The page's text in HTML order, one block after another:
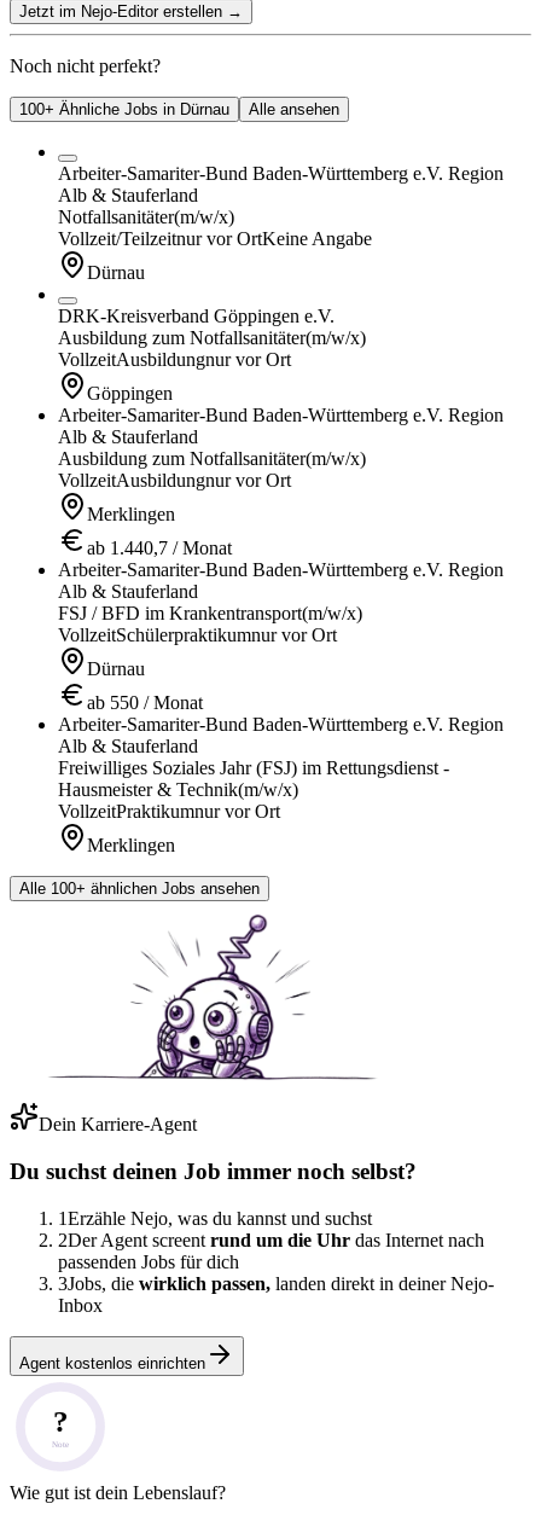
Jetzt im Nejo-Editor erstellen →
Noch nicht perfekt?
100+ Ähnliche Jobs in Dürnau Alle ansehen
Arbeiter-Samariter-Bund Baden-Württemberg e.V. Region
Alb & Stauferland
Notfallsanitäter(m/w/x)
Vollzeit/Teilzeitnur vor OrtKeine Angabe
Dürnau
DRK-Kreisverband Göppingen e.V.
Ausbildung zum Notfallsanitäter(m/w/x)
VollzeitAusbildungnur vor Ort
Göppingen
Arbeiter-Samariter-Bund Baden-Württemberg e.V. Region
Alb & Stauferland
Ausbildung zum Notfallsanitäter(m/w/x)
VollzeitAusbildungnur vor Ort
Merklingen
ab 1.440,7 / Monat
Arbeiter-Samariter-Bund Baden-Württemberg e.V. Region
Alb & Stauferland
FSJ / BFD im Krankentransport(m/w/x)
VollzeitSchülerpraktikumnur vor Ort
Dürnau
ab 550 / Monat
Arbeiter-Samariter-Bund Baden-Württemberg e.V. Region
Alb & Stauferland
Freiwilliges Soziales Jahr (FSJ) im Rettungsdienst -
Hausmeister & Technik(m/w/x)
VollzeitPraktikumnur vor Ort
Merklingen
Alle 100+ ähnlichen Jobs ansehen
Dein Karriere-Agent
Du suchst deinen Job immer noch selbst?
1Erzähle Nejo, was du kannst und suchst
2Der Agent screent rund um die Uhr das Internet nach
passenden Jobs für dich
3Jobs, die wirklich passen, landen direkt in deiner Nejo-
Inbox
Agent kostenlos einrichten
?
Note
Wie gut ist dein Lebenslauf?